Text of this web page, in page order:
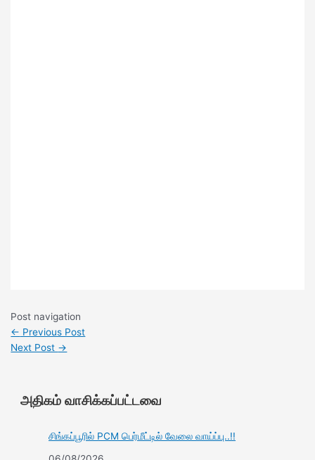
Post navigation
← Previous Post
Next Post →
அதிகம் வாசிக்கப்பட்டவை
சிங்கப்பூரில் PCM பெர்மீட்டில் வேலை வாய்ப்பு..!!